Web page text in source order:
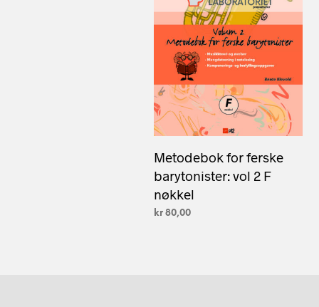
Metodebok for ferske
barytonister: vol 2 F
nøkkel
kr80,00